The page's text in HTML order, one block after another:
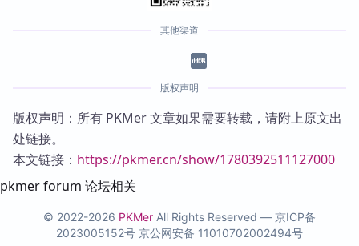
其他渠道
版权声明
版权声明：所有 PKMer 文章如果需要转载，请附上原文出
处链接。
本文链接： https://pkmer.cn/show/1780392511127000
pkmer forum 论坛相关
© 2022-2026 PKMer All Rights Reserved — 京ICP备
2023005152号 京公网安备 11010702002494号